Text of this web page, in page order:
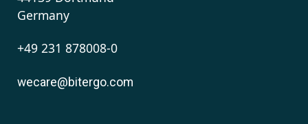
Germany
+49 231 878008-0
wecare@bitergo.com